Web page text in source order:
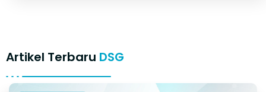
Artikel Terbaru DSG